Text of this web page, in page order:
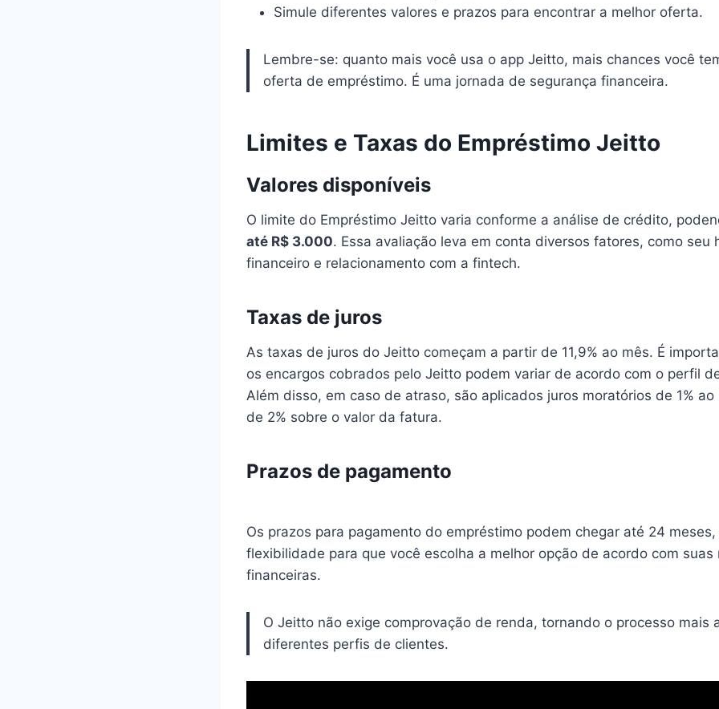
Simule diferentes valores e prazos para encontrar a melhor oferta.
Lembre-se: quanto mais você usa o app Jeitto, mais chances você
oferta de empréstimo. É uma jornada de segurança financeira.
Limites e Taxas do Empréstimo Jeitto
Valores disponíveis
O limite do Empréstimo Jeitto varia conforme a análise de crédito,
até R$ 3.000. Essa avaliação leva em conta diversos fatores, como seu
financeiro e relacionamento com a fintech.
Taxas de juros
As taxas de juros do Jeitto começam a partir de 11,9% ao mês. É
os encargos cobrados pelo Jeitto podem variar de acordo com o perfil
Além disso, em caso de atraso, são aplicados juros moratórios de 1%
de 2% sobre o valor da fatura.
Prazos de pagamento
Os prazos para pagamento do empréstimo podem chegar até 24
flexibilidade para que você escolha a melhor opção de acordo com suas
financeiras.
O Jeitto não exige comprovação de renda, tornando o processo mais
diferentes perfis de clientes.